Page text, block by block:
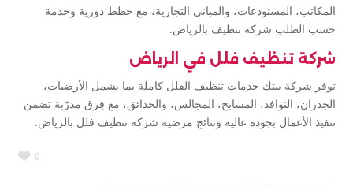
المكاتب، المستودعات، والمباني التجارية، مع خطط دورية وخدمة
حسب الطلب شركة تنظيف بالرياض.
شركة تنظيف فلل في الرياض
توفر شركة بيتك خدمات تنظيف الفلل كاملة بما يشمل الأرضيات،
الجدران، النوافذ، المسابح، المجالس، والحدائق، مع فِرق مدرّبة تضمن
تنفيذ الأعمال بجودة عالية ونتائج مرضية شركة تنظيف فلل بالرياض.
0